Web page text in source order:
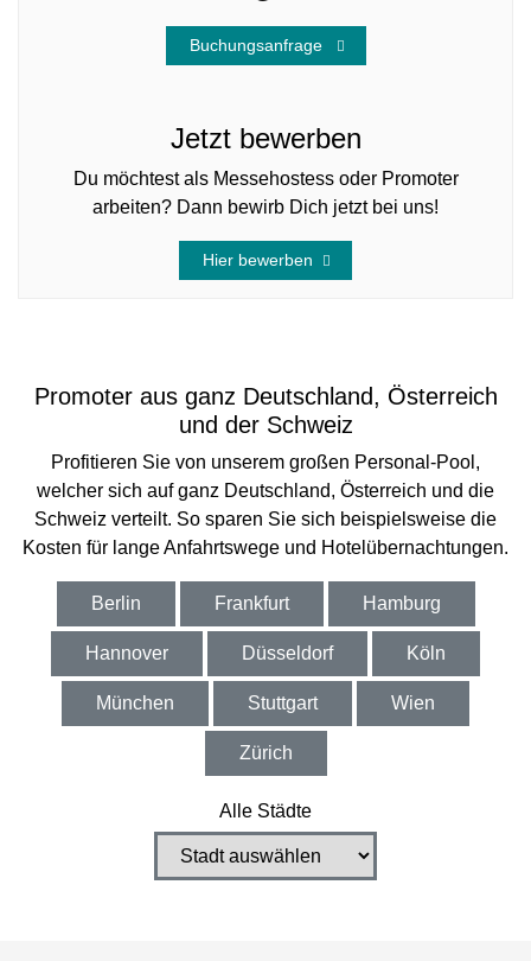
Buchungsanfrage
Jetzt bewerben
Du möchtest als Messehostess oder Promoter
arbeiten? Dann bewirb Dich jetzt bei uns!
Hier bewerben
Promoter aus ganz Deutschland, Österreich
und der Schweiz
Profitieren Sie von unserem großen Personal-Pool,
welcher sich auf ganz Deutschland, Österreich und die
Schweiz verteilt. So sparen Sie sich beispielsweise die
Kosten für lange Anfahrtswege und Hotelübernachtungen.
Berlin Frankfurt Hamburg
Hannover Düsseldorf Köln
München Stuttgart Wien
Zürich
Alle Städte